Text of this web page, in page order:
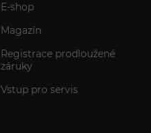
E-shop
Magazín
Registrace prodloužené
záruky
Vstup pro servis